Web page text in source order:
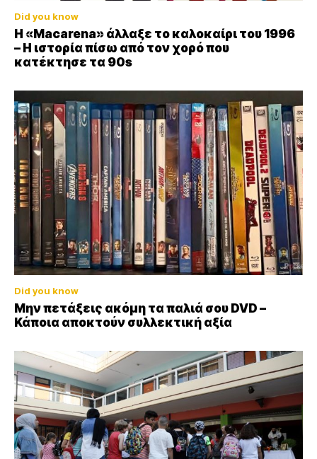
Did you know
Η «Macarena» άλλαξε το καλοκαίρι του 1996
– Η ιστορία πίσω από τον χορό που
κατέκτησε τα 90s
Did you know
Μην πετάξεις ακόμη τα παλιά σου DVD –
Κάποια αποκτούν συλλεκτική αξία